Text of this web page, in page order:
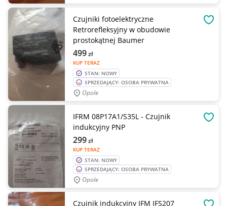
Czujniki fotoelektryczne
Retrorefleksyjny w obudowie
prostokątnej Baumer
KUP TERAZ
499zł
STAN: NOWY
SPRZEDAJĄCY: OSOBA PRYWATNA
Opole
IFRM 08P17A1/S35L - Czujnik
indukcyjny PNP
KUP TERAZ
299zł
STAN: NOWY
SPRZEDAJĄCY: OSOBA PRYWATNA
Opole
Czujnik indukcyjny IFM IFS207